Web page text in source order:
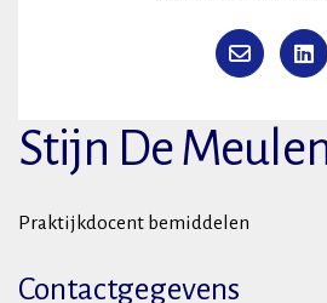
Stijn De
Praktijkdocent bemiddelen
Contactgegevens